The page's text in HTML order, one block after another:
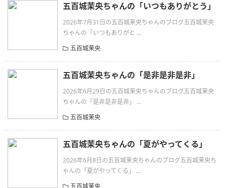
五百城茉央ちゃんの「いつもありがとう」
2026年7月31日の五百城茉央ちゃんのブログ五百城茉央
ちゃんの「いつもありがと ...
五百城茉央
五百城茉央ちゃんの「是非是非是非」
2026年6月29日の五百城茉央ちゃんのブログ五百城茉央
ちゃんの「是非是非是非」 ...
五百城茉央
五百城茉央ちゃんの「夏がやってくる」
2026年6月8日の五百城茉央ちゃんのブログ五百城茉央ち
ゃんの「夏がやってくる」 ...
五百城茉央